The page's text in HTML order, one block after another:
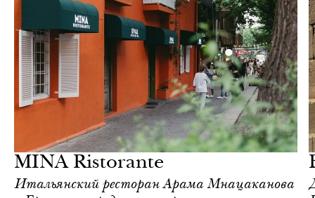
MINA Ristorante
Итальянский ресторан Арама Мнацаканова
Guide